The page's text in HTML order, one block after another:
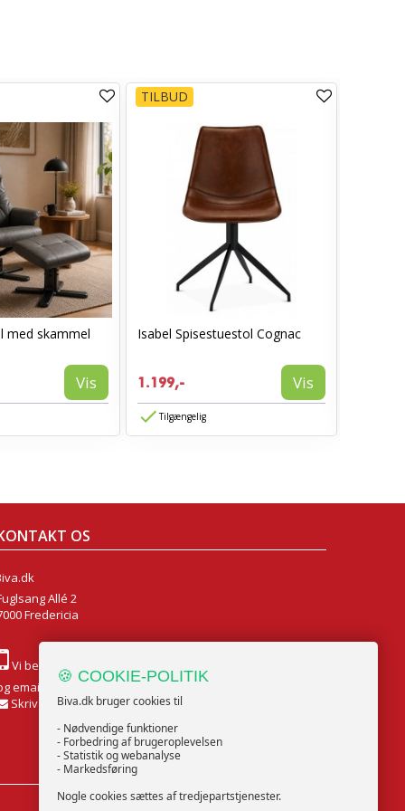
med skammel
Vis
TILBUD
Isabel Spisestuestol Cognac
1.199,- Vis
Tilgængelig
OS
Allé 2
Fredericia
Vi besvare alle henvendelser på chatten alle ugens dage
email Mandag til Fredag
Skriv til os
🍪 COOKIE-POLITIK
Biva.dk bruger cookies til
- Nødvendige funktioner
- Forbedring af brugeroplevelsen
- Statistik og webanalyse
- Markedsføring
Nogle cookies sættes af tredjepartstjenester.